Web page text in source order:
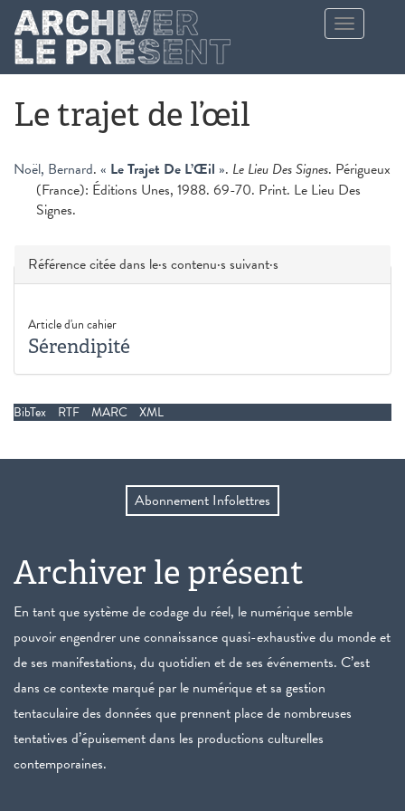
Aller au contenu principal
Toggle
navigation
Le trajet de l’œil
Noël, Bernard. « Le Trajet De L’Œil ». Le Lieu Des Signes. Périgueux
(France): Éditions Unes, 1988. 69-70. Print. Le Lieu Des
Signes.
Masquer
Référence citée dans le·s contenu·s suivant·s
Article d'un cahier
Sérendipité
BibTex RTF MARC XML
Abonnement Infolettres
Archiver le présent
En tant que système de codage du réel, le numérique semble
pouvoir engendrer une connaissance quasi-exhaustive du monde et
de ses manifestations, du quotidien et de ses événements. C’est
dans ce contexte marqué par le numérique et sa gestion
tentaculaire des données que prennent place de nombreuses
tentatives d’épuisement dans les productions culturelles
contemporaines.